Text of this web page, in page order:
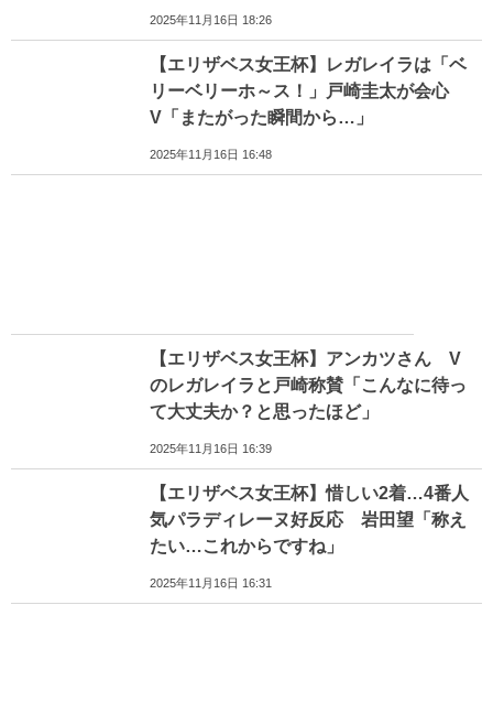
2025年11月16日 18:26
【エリザベス女王杯】レガレイラは「ベ
リーベリーホ～ス！」戸崎圭太が会心
V「またがった瞬間から…」
2025年11月16日 16:48
【エリザベス女王杯】アンカツさん V
のレガレイラと戸崎称賛「こんなに待っ
て大丈夫か？と思ったほど」
2025年11月16日 16:39
【エリザベス女王杯】惜しい2着…4番人
気パラディレーヌ好反応 岩田望「称え
たい…これからですね」
2025年11月16日 16:31